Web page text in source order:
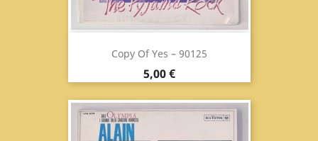
Copy Of Yes ‎– 90125
Prix
5,00 €